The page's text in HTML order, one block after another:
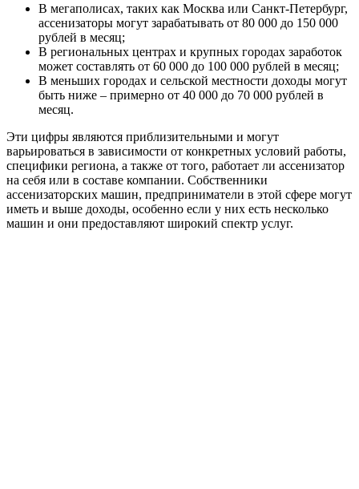
В мегаполисах, таких как Москва или Санкт-Петербург,
ассенизаторы могут зарабатывать от 80 000 до 150 000
рублей в месяц;
В региональных центрах и крупных городах заработок
может составлять от 60 000 до 100 000 рублей в месяц;
В меньших городах и сельской местности доходы могут
быть ниже – примерно от 40 000 до 70 000 рублей в
месяц.
Эти цифры являются приблизительными и могут
варьироваться в зависимости от конкретных условий работы,
специфики региона, а также от того, работает ли ассенизатор
на себя или в составе компании. Собственники
ассенизаторских машин, предприниматели в этой сфере могут
иметь и выше доходы, особенно если у них есть несколько
машин и они предоставляют широкий спектр услуг.